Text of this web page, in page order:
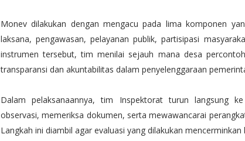
Monev dilakukan dengan mengacu pada lima komponen
laksana, pengawasan, pelayanan publik, partisipasi
instrumen tersebut, tim menilai sejauh mana desa
transparansi dan akuntabilitas dalam penyelenggaraan
Dalam pelaksanaannya, tim Inspektorat turun langsung
observasi, memeriksa dokumen, serta mewawancarai
Langkah ini diambil agar evaluasi yang dilakukan mencerminkan